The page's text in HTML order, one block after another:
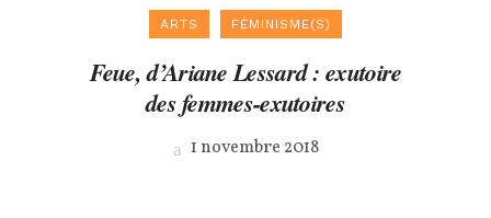
ARTS FÉMINISME(S)
Feue, d’Ariane Lessard : exutoire
des femmes-exutoires
1 novembre 2018